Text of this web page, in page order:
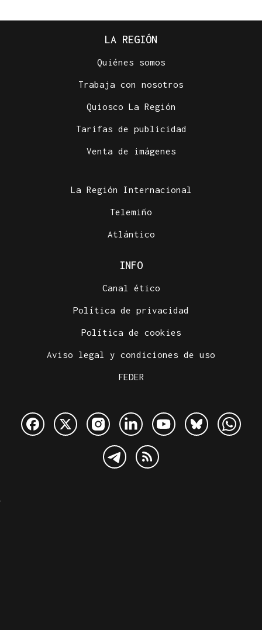
LA REGIÓN
Quiénes somos
Trabaja con nosotros
Quiosco La Región
Tarifas de publicidad
Venta de imágenes
La Región Internacional
Telemiño
Atlántico
INFO
Canal ético
Política de privacidad
Política de cookies
Aviso legal y condiciones de uso
FEDER